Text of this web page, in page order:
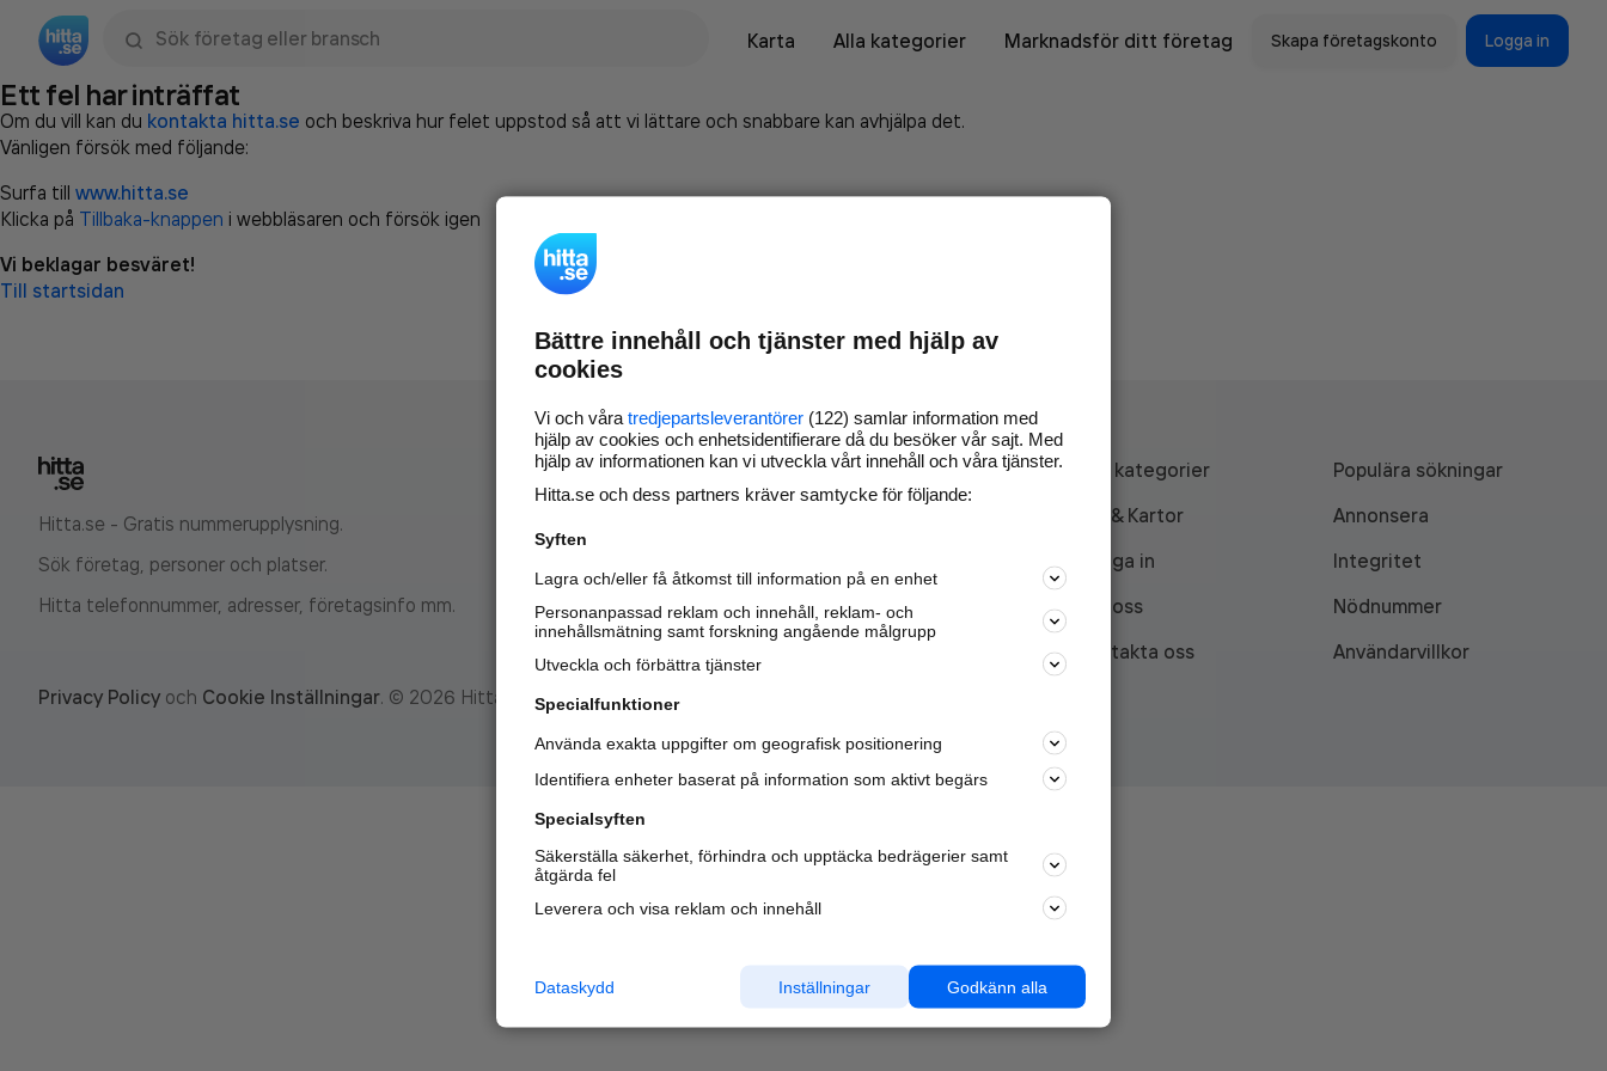
Karta
Alla kategorier Marknadsför ditt företag Skapa företagskonto Logga in
Ett fel har inträffat
Om du vill kan du kontakta hitta.se och beskriva hur felet uppstod så att vi lättare och snabbare kan avhjälpa det.
Vänligen försök med följande:
Surfa till www.hitta.se
Klicka på Tillbaka-knappen i webbläsaren och försök igen
Vi beklagar besväret!
Till startsidan
Hitta.se - Gratis nummerupplysning.
Sök företag, personer och platser.
Hitta telefonnummer, adresser, företagsinfo mm.
Marknadsför företaget på
nya kunder och
samarbetspartners nära dig.
Läs mer här
Alla kategorier
Populära sökningar
API & Kartor
Annonsera
Logga in
Integritet
Om oss
Nödnummer
Kontakta oss
Användarvillkor
Privacy Policy och Cookie Inställningar. © 2026 Hitta.se
Bättre innehåll och tjänster med hjälp av
cookies
Vi och våra tredjepartsleverantörer (122) samlar information med
hjälp av cookies och enhetsidentifierare då du besöker vår sajt. Med
hjälp av informationen kan vi utveckla vårt innehåll och våra tjänster.
Hitta.se och dess partners kräver samtycke för följande:
Syften
Lagra och/eller få åtkomst till information på en enhet
Personanpassad reklam och innehåll, reklam- och
innehållsmätning samt forskning angående målgrupp
Utveckla och förbättra tjänster
Specialfunktioner
Använda exakta uppgifter om geografisk positionering
Identifiera enheter baserat på information som aktivt begärs
Specialsyften
Säkerställa säkerhet, förhindra och upptäcka bedrägerier samt
åtgärda fel
Leverera och visa reklam och innehåll
Godkänn alla
Inställningar
Dataskydd